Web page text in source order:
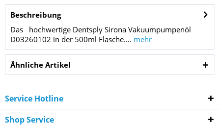
Beschreibung
Das hochwertige Dentsply Sirona Vakuumpumpenöl
D03260102 in der 500ml Flasche.... mehr
Ähnliche Artikel
Service Hotline
Shop Service